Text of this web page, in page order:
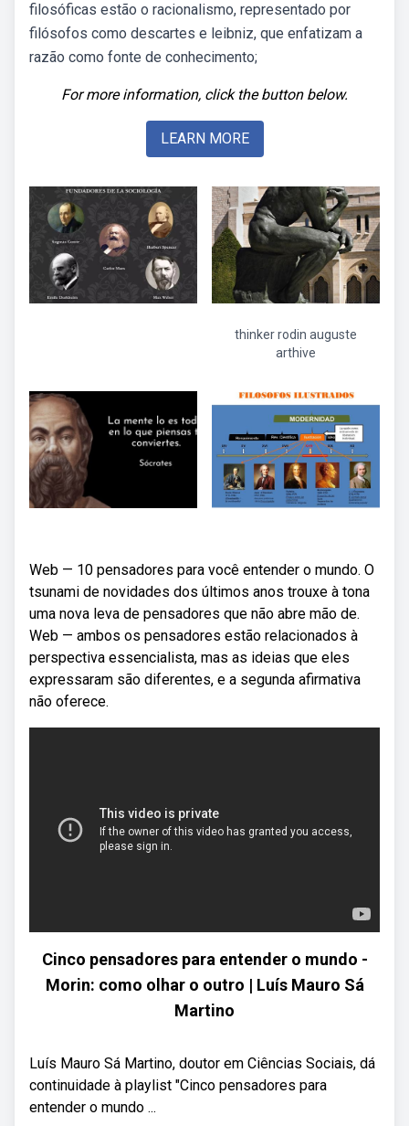
filosóficas estão o racionalismo, representado por
filósofos como descartes e leibniz, que enfatizam a
razão como fonte de conhecimento;
For more information, click the button below.
LEARN MORE
thinker rodin auguste
arthive
Web — 10 pensadores para você entender o mundo. O
tsunami de novidades dos últimos anos trouxe à tona
uma nova leva de pensadores que não abre mão de.
Web — ambos os pensadores estão relacionados à
perspectiva essencialista, mas as ideias que eles
expressaram são diferentes, e a segunda afirmativa
não oferece.
Cinco pensadores para entender o mundo -
Morin: como olhar o outro | Luís Mauro Sá
Martino
Luís Mauro Sá Martino, doutor em Ciências Sociais, dá
continuidade à playlist "Cinco pensadores para
entender o mundo ...